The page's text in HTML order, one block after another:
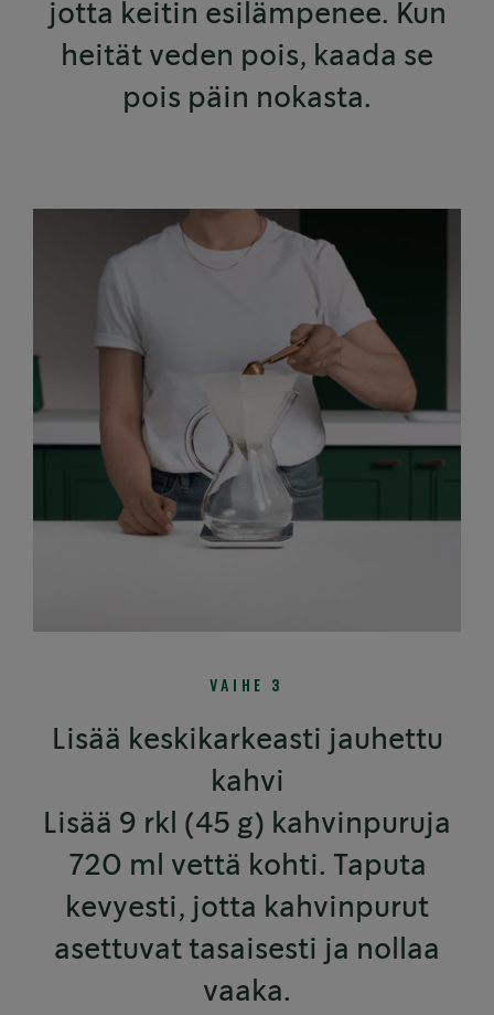
jotta keitin esilämpenee. Kun
heität veden pois, kaada se
pois päin nokasta.
VAIHE 3
Lisää keskikarkeasti jauhettu
kahvi
Lisää 9 rkl (45 g) kahvinpuruja
720 ml vettä kohti. Taputa
kevyesti, jotta kahvinpurut
asettuvat tasaisesti ja nollaa
vaaka.